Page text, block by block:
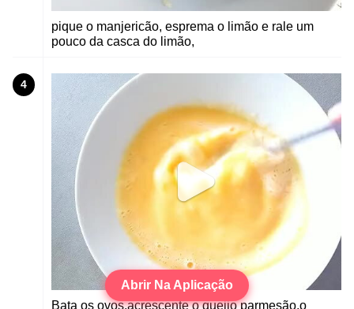
pique o manjericão, esprema o limão e rale um
pouco da casca do limão,
4
Bata os ovos,acrescente o queijo parmesão,o
Abrir Na Aplicação